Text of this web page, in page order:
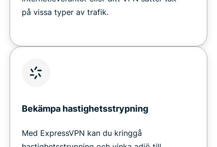
på vissa typer av trafik.
Bekämpa hastighetsstrypning
Med ExpressVPN kan du kringgå